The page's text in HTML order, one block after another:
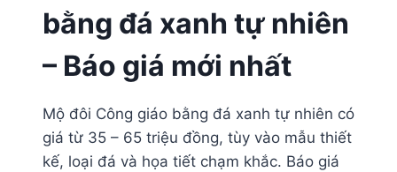
bằng đá xanh tự nhiên
– Báo giá mới nhất
Mộ đôi Công giáo bằng đá xanh tự nhiên có
giá từ 35 – 65 triệu đồng, tùy vào mẫu thiết
kế, loại đá và họa tiết chạm khắc. Báo giá